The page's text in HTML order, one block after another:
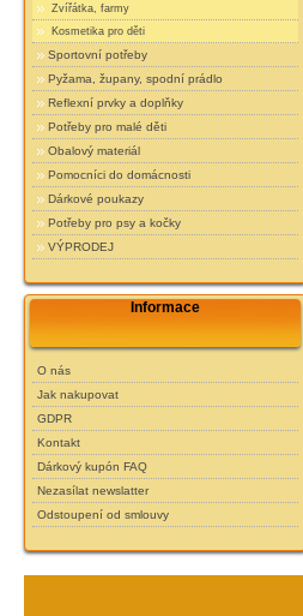
Zvířátka, farmy
Kosmetika pro děti
Sportovní potřeby
Pyžama, župany, spodní prádlo
Reflexní prvky a doplňky
Potřeby pro malé děti
Obalový materiál
Pomocníci do domácnosti
Dárkové poukazy
Potřeby pro psy a kočky
VÝPRODEJ
Informace
O nás
Jak nakupovat
GDPR
Kontakt
Dárkový kupón FAQ
Nezasílat newslatter
Odstoupení od smlouvy